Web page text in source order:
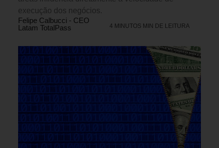
execução dos negócios.
Felipe Calbucci - CEO
Latam TotalPass
4 MINUTOS MIN DE LEITURA